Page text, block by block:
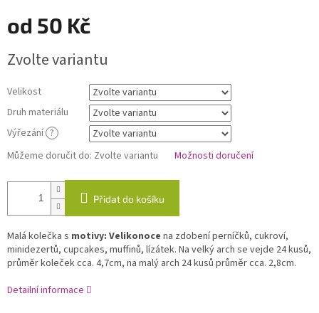
od 50 Kč
cena:
Zvolte variantu
Velikost
Druh materiálu
Výřezání ?
Můžeme doručit do: Zvolte variantu Možnosti doručení
Přidat do košíku
Malá kolečka s motivy: Velikonoce na zdobení perníčků, cukroví,
minidezertů, cupcakes, muffinů, lízátek. Na velký arch se vejde 24 kusů,
průměr koleček cca. 4,7cm, na malý arch 24 kusů průměr cca. 2,8cm.
Detailní informace